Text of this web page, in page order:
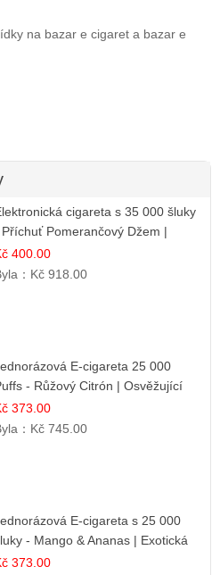
na bazar e cigaret a bazar e
cigareta s 35 000 šluky
Pomerančový Džem |
zážitek
400.00
： Kč 918.00
E-cigareta 25 000
- Růžový Citrón | Osvěžující
příchuť
373.00
： Kč 745.00
E-cigareta s 25 000
- Mango & Ananas | Exotická
směs
373.00